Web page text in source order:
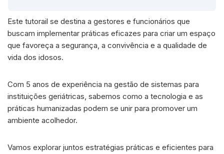
Este tutorail se destina a gestores e funcionários que
buscam implementar práticas eficazes para criar um espaço
que favoreça a segurança, a convivência e a qualidade de
vida dos idosos.
Com 5 anos de experiência na gestão de sistemas para
instituições geriátricas, sabemos como a tecnologia e as
práticas humanizadas podem se unir para promover um
ambiente acolhedor.
Vamos explorar juntos estratégias práticas e eficientes para